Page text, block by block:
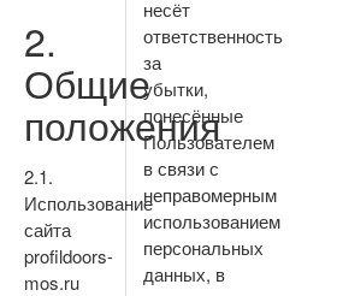
2.
Общие
положения
2.1.
Использование
сайта
profildoors-
mos.ru
несёт
ответственность
за
убытки,
понесённые
Пользователем
в связи с
неправомерным
использованием
персональных
данных, в